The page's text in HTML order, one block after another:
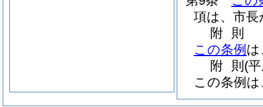
項は、市
附 則
この条例 は
附 則 (
この条例